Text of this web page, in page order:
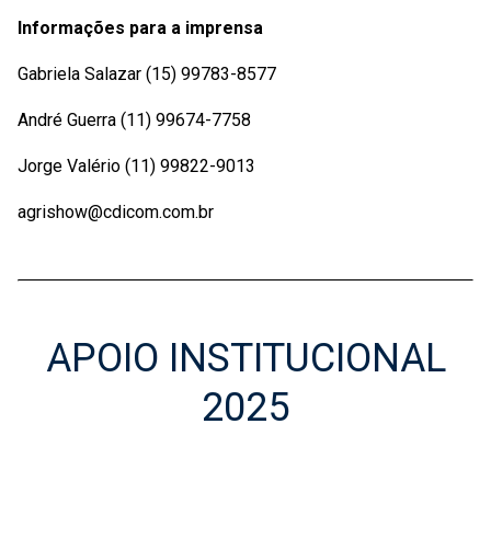
Informações para a imprensa
Gabriela Salazar (15) 99783-8577
André Guerra (11) 99674-7758
Jorge Valério (11) 99822-9013
agrishow@cdicom.com.br
APOIO INSTITUCIONAL
2025